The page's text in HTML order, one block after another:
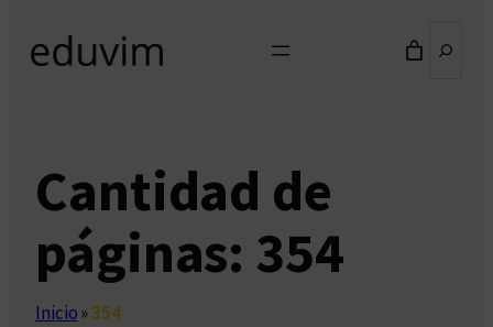
Cantidad de
páginas: 354
Inicio»354